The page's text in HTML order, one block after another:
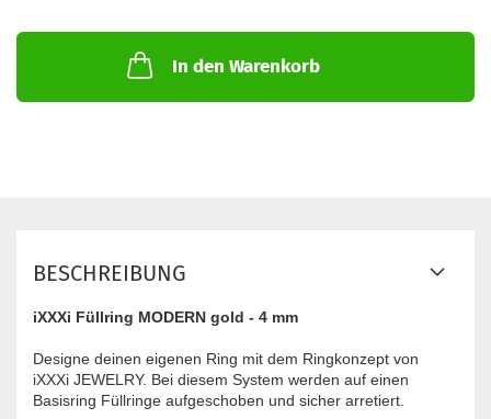
In den Warenkorb
BESCHREIBUNG
iXXXi Füllring MODERN gold - 4 mm
Designe deinen eigenen Ring mit dem Ringkonzept von
iXXXi JEWELRY. Bei diesem System werden auf einen
Basisring Füllringe aufgeschoben und sicher arretiert.